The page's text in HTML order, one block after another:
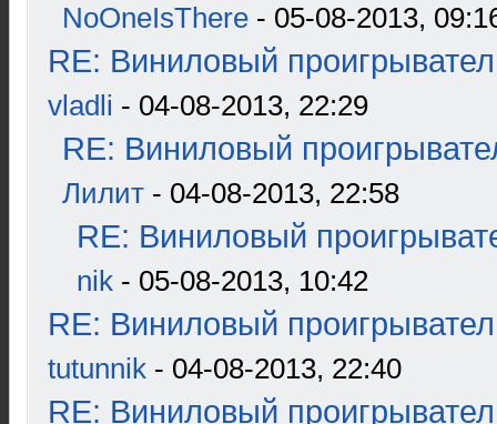
NoOneIsThere - 05-08-2013,
RE: Виниловый
vladli - 04-08-2013, 22:29
RE: Виниловый
Лилит - 04-08-2013, 22:58
RE: Виниловый
nik - 05-08-2013, 10:42
RE: Виниловый
tutunnik - 04-08-2013, 22:40
RE: Виниловый